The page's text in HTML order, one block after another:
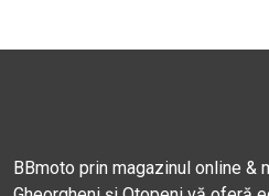
BBmoto prin magazinul online &